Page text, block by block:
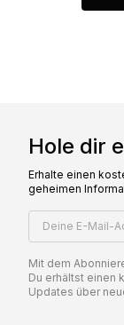
Hole dir
Erhalte einen
geheimen
Deine E-Mail-
Mit dem
Du erhältst einen
Updates über